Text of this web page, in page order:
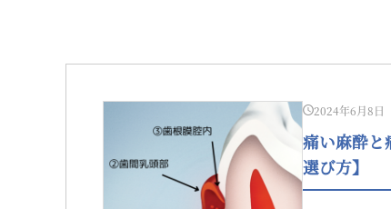
2024年6月8日
痛い麻酔と
選び方】